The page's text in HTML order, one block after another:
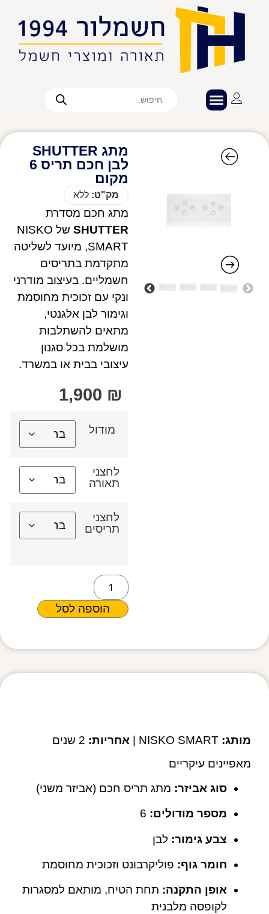
מתג SHUTTER
לבן חכם תריס 6
מקום
מק"ט: ללא
מתג חכם מסדרת
SHUTTER
של NISKO
SMART, מיועד לשליטה
מתקדמת בתריסים
חשמליים. בעיצוב מודרני
ונקי עם זכוכית מחוסמת
וגימור לבן אלגנטי,
מתאים להשתלבות
מושלמת בכל סגנון
עיצובי בבית או במשרד.
1,900 ₪
מודול
לחצני
תאורה
לחצני
תריסים
הוספה לסל
מותג: אחריות:
מאפיינים עיקריים
סוג אביזר: מתג תריס חכם (אביזר משני)
מספר מודולים:
צבע גימור: לבן
חומר גוף: פוליקרבונט וזכוכית מחוסמת
אופן התקנה: תחת הטיח, מותאם למסגרות
לקופסה מלבנית